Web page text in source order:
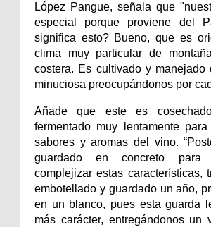
López Pangue, señala que
especial porque proviene del
significa esto? Bueno, que es
clima muy particular de
costera. Es cultivado y manejado
minuciosa preocupándonos por
Añade que este es
fermentado muy lentamente
sabores y aromas del vino.
guardado en concreto para
complejizar estas características,
embotellado y guardado un año,
en un blanco, pues esta guarda
más carácter, entregándonos un